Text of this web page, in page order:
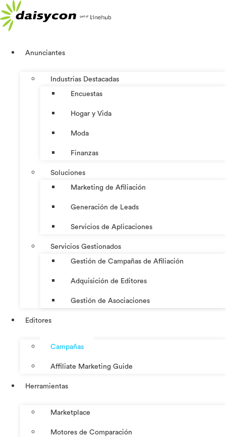
al
contenido
Anunciantes
Industrias Destacadas
Encuestas
Hogar y Vida
Moda
Finanzas
Soluciones
Marketing de Afiliación
Generación de Leads
Servicios de Aplicaciones
Servicios Gestionados
Gestión de Campañas de Afiliación
Adquisición de Editores
Gestión de Asociaciones
Editores
Campañas
Affiliate Marketing Guide
Herramientas
Marketplace
Motores de Comparación